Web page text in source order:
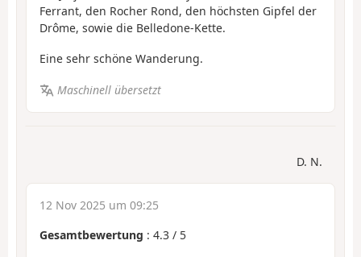
Ferrant, den Rocher Rond, den höchsten Gipfel der
Drôme, sowie die Belledone-Kette.
Eine sehr schöne Wanderung.
Maschinell übersetzt
D. N.
12 Nov 2025 um 09:25
Gesamtbewertung : 4.3 / 5